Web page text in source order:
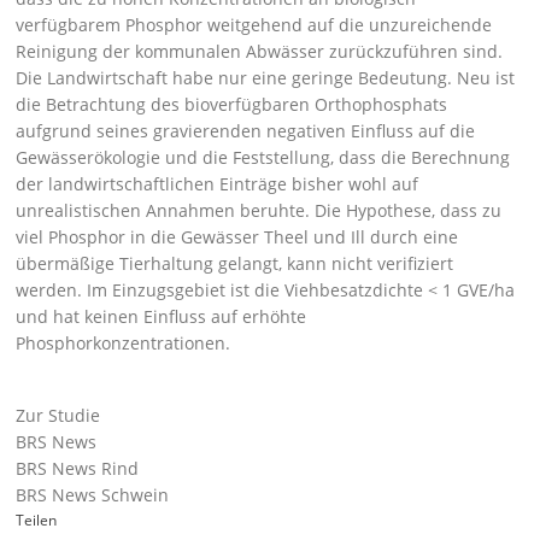
verfügbarem Phosphor weitgehend auf die unzureichende
Reinigung der kommunalen Abwässer zurückzuführen sind.
Die Landwirtschaft habe nur eine geringe Bedeutung. Neu ist
die Betrachtung des bioverfügbaren Orthophosphats
aufgrund seines gravierenden negativen Einfluss auf die
Gewässerökologie und die Feststellung, dass die Berechnung
der landwirtschaftlichen Einträge bisher wohl auf
unrealistischen Annahmen beruhte. Die Hypothese, dass zu
viel Phosphor in die Gewässer Theel und Ill durch eine
übermäßige Tierhaltung gelangt, kann nicht verifiziert
werden. Im Einzugsgebiet ist die Viehbesatzdichte < 1 GVE/ha
und hat keinen Einfluss auf erhöhte
Phosphorkonzentrationen.
Zur Studie
BRS News
BRS News Rind
BRS News Schwein
Teilen